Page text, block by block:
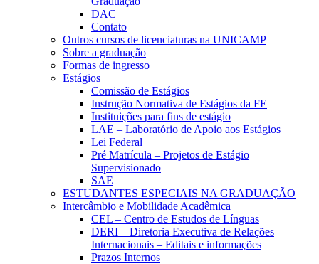
DAC
Contato
Outros cursos de licenciaturas na UNICAMP
Sobre a graduação
Formas de ingresso
Estágios
Comissão de Estágios
Instrução Normativa de Estágios da FE
Instituições para fins de estágio
LAE – Laboratório de Apoio aos Estágios
Lei Federal
Pré Matrícula – Projetos de Estágio
Supervisionado
SAE
ESTUDANTES ESPECIAIS NA GRADUAÇÃO
Intercâmbio e Mobilidade Acadêmica
CEL – Centro de Estudos de Línguas
DERI – Diretoria Executiva de Relações
Internacionais – Editais e informações
Prazos Internos